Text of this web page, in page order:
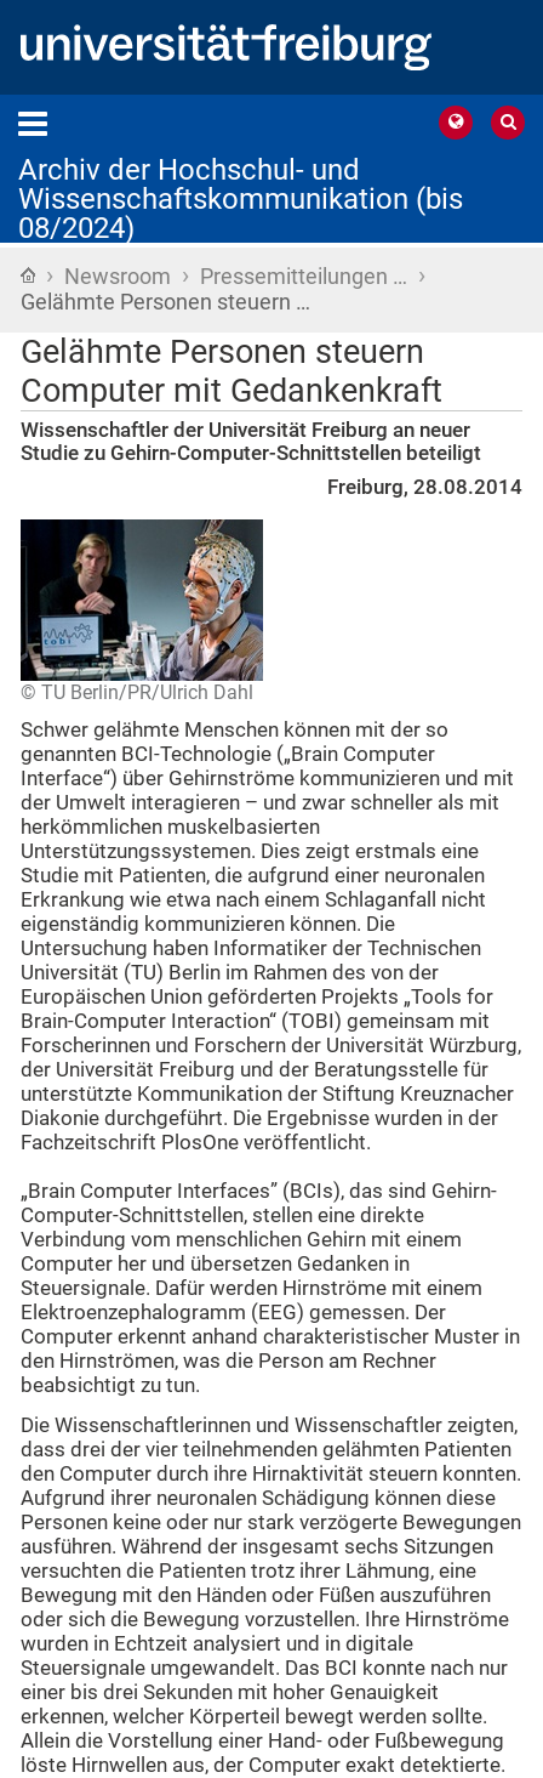
Archiv der Hochschul- und
Wissenschaftskommunikation (bis
08/2024)
Startseite
› Newsroom › Pressemitteilungen … ›
Gelähmte Personen steuern …
Gelähmte Personen steuern
Computer mit Gedankenkraft
Wissenschaftler der Universität Freiburg an neuer
Studie zu Gehirn-Computer-Schnittstellen beteiligt
Freiburg, 28.08.2014
© TU Berlin/PR/Ulrich Dahl
Schwer gelähmte Menschen können mit der so
genannten BCI-Technologie („Brain Computer
Interface“) über Gehirnströme kommunizieren und mit
der Umwelt interagieren – und zwar schneller als mit
herkömmlichen muskelbasierten
Unterstützungssystemen. Dies zeigt erstmals eine
Studie mit Patienten, die aufgrund einer neuronalen
Erkrankung wie etwa nach einem Schlaganfall nicht
eigenständig kommunizieren können. Die
Untersuchung haben Informatiker der Technischen
Universität (TU) Berlin im Rahmen des von der
Europäischen Union geförderten Projekts „Tools for
Brain-Computer Interaction“ (TOBI) gemeinsam mit
Forscherinnen und Forschern der Universität Würzburg,
der Universität Freiburg und der Beratungsstelle für
unterstützte Kommunikation der Stiftung Kreuznacher
Diakonie durchgeführt. Die Ergebnisse wurden in der
Fachzeitschrift PlosOne veröffentlicht.
„Brain Computer Interfaces” (BCIs), das sind Gehirn-
Computer-Schnittstellen, stellen eine direkte
Verbindung vom menschlichen Gehirn mit einem
Computer her und übersetzen Gedanken in
Steuersignale. Dafür werden Hirnströme mit einem
Elektroenzephalogramm (EEG) gemessen. Der
Computer erkennt anhand charakteristischer Muster in
den Hirnströmen, was die Person am Rechner
beabsichtigt zu tun.
Die Wissenschaftlerinnen und Wissenschaftler zeigten,
dass drei der vier teilnehmenden gelähmten Patienten
den Computer durch ihre Hirnaktivität steuern konnten.
Aufgrund ihrer neuronalen Schädigung können diese
Personen keine oder nur stark verzögerte Bewegungen
ausführen. Während der insgesamt sechs Sitzungen
versuchten die Patienten trotz ihrer Lähmung, eine
Bewegung mit den Händen oder Füßen auszuführen
oder sich die Bewegung vorzustellen. Ihre Hirnströme
wurden in Echtzeit analysiert und in digitale
Steuersignale umgewandelt. Das BCI konnte nach nur
einer bis drei Sekunden mit hoher Genauigkeit
erkennen, welcher Körperteil bewegt werden sollte.
Allein die Vorstellung einer Hand- oder Fußbewegung
löste Hirnwellen aus, der Computer exakt detektierte.